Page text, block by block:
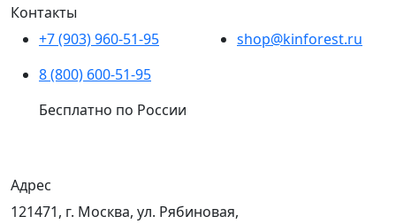
Контакты
+7 (903) 960-51-95
8 (800) 600-51-95
Бесплатно по России
shop@kinforest.ru
Адрес
121471, г. Москва, ул. Рябиновая,